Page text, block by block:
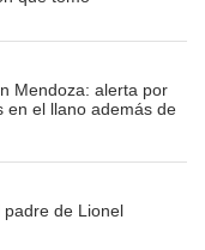
Mendoza: alerta por
en el llano además de
padre de Lionel